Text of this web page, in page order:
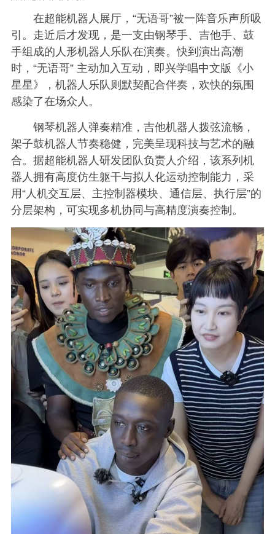
在超能机器人展厅，“无语哥”被一阵音乐声所吸
引。走近后才发现，是一支由钢琴手、吉他手、鼓
手组成的人形机器人乐队在演奏。快到演出高潮
时，“无语哥” 主动加入互动，即兴学唱中文版《小
星星》，机器人乐队则默契配合伴奏，欢快的氛围
感染了在场众人。
钢琴机器人弹奏精准，吉他机器人拨弦流畅，
架子鼓机器人节奏稳健，完美呈现科技与艺术的融
合。据超能机器人研发团队负责人介绍，该系列机
器人拥有高度仿生躯干与拟人化运动控制能力，采
用“人机交互层、主控制器模块、通信层、执行层”的
分层架构，可实现多机协同与高精度演奏控制。